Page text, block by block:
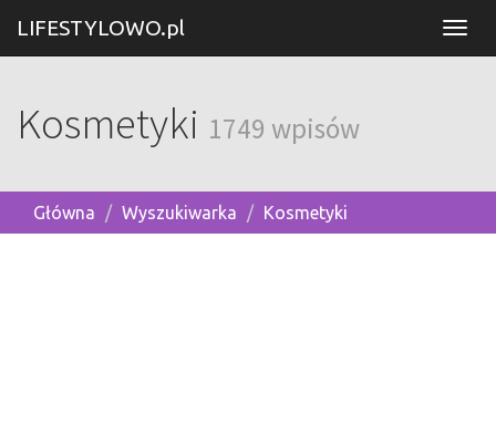
LIFESTYLOWO.pl
Kosmetyki 1749 wpisów
Główna Wyszukiwarka Kosmetyki